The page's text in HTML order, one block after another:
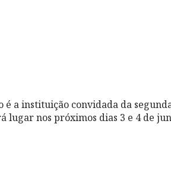
é a instituição convidada da
lugar nos próximos dias 3 e 4 de